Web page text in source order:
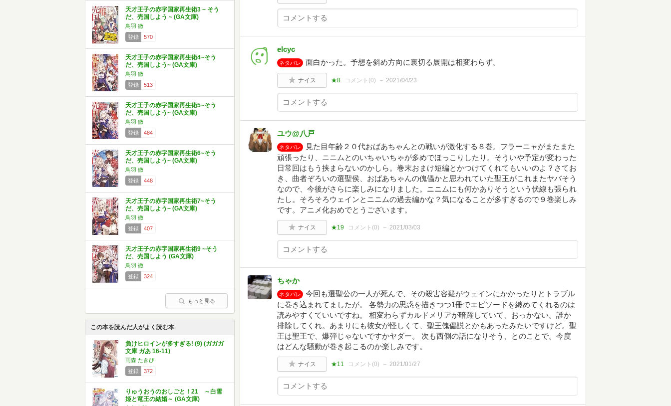
天才王子の赤字国家再生術3 ~ そう
だ、売国しよう ~ (GA文庫)
鳥羽 徹
登録
570
天才王子の赤字国家再生術4~そう
だ、売国しよう~ (GA文庫)
鳥羽 徹
登録
513
天才王子の赤字国家再生術5~そう
だ、売国しよう~ (GA文庫)
鳥羽 徹
登録
484
天才王子の赤字国家再生術6~そう
だ、売国しよう~ (GA文庫)
鳥羽 徹
登録
448
天才王子の赤字国家再生術7~そう
だ、売国しよう~ (GA文庫)
鳥羽 徹
登録
407
天才王子の赤字国家再生術9 ~そう
だ、売国しよう (GA文庫)
鳥羽 徹
登録
324
もっと見る
この本を読んだ人がよく読む本
負けヒロインが多すぎる! (9) (ガガガ
文庫 ガあ 16-11)
雨森 たきび
登録
372
りゅうおうのおしごと！21 ～白雪
姫と竜王の結婚～ (GA文庫)
elcyc
ネタバレ 面白かった。予想を斜め方向に裏切る展開は相変わらず。
ナイス ★8 コメント(0) 2021/04/23
ユウ@八戸
ネタバレ
見た目年齢２０代おばあちゃんとの戦いが激化する８巻。フラーニャがまたまた
頑張ったり、ニニムとのいちゃいちゃが多めでほっこりしたり。そういや予定が変わった
日常回はもう挟まらないのかしら。巻末おまけ短編とかつけてくれてもいいのよ？さてお
き、曲者ぞろいの選聖侯、おばあちゃんの傀儡かと思われていた聖王がこれまたヤバそう
なので、今後がさらに楽しみになりました。ニニムにも何かありそうという伏線も張られ
たし。そろそろウェインとニニムの過去編かな？気になることが多すぎるので９巻楽しみ
です。アニメ化おめでとうございます。
ナイス ★19 コメント(0) 2021/03/03
ちゃか
ネタバレ
今回も選聖公の一人が死んで、その殺害容疑がウェインにかかったりとトラブル
に巻き込まれてましたが。 各勢力の思惑を描きつつ1冊でエピソードを纏めてくれるのは
読みやすくていいですね。 相変わらずカルドメリアが暗躍していて、おっかない。誰か
排除してくれ。あまりにも彼女が怪しくて、聖王傀儡説とかもあったみたいですけど。聖
王は聖王で、爆弾じゃないですかヤダー。 次も西側の話になりそう、とのことで。今度
はどんな騒動が巻き起こるのか楽しみです。
ナイス ★11 コメント(0) 2021/01/27